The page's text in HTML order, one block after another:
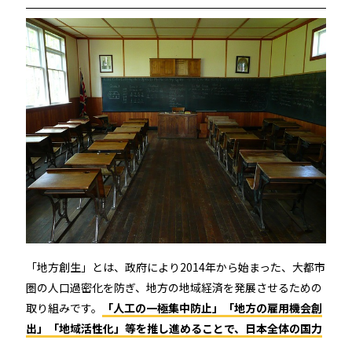
「地方創生」とは、政府により2014年から始まった、大都市
圏の人口過密化を防ぎ、地方の地域経済を発展させるための
取り組みです。
「人工の一極集中防止」「地方の雇用機会創
出」「地域活性化」等を推し進めることで、日本全体の国力
続きを読む
宿泊施設
RemoteLOCKを導入するメリット
活用事例
お客さまの声
宿泊施設での運用におすすめの記事３選
無人・省人運営の宿泊施設におすすめのPMS 4選